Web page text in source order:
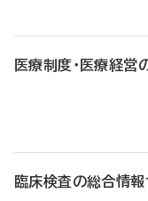
医療制度・医療経営
臨床検査の総合情報